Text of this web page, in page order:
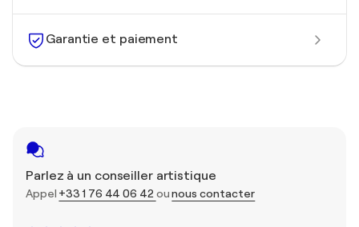
Garantie et paiement
Parlez à un conseiller artistique
Appel +33 1 76 44 06 42 ounous contacter